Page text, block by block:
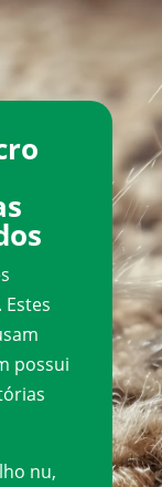
possui
nu,